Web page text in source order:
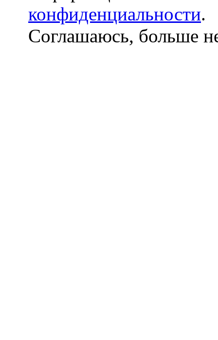
конфиденциальности.
Соглашаюсь, больше